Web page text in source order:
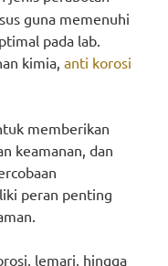
guna memenuhi
pada lab.
kimia, anti korosi
memberikan
keamanan, dan
peran penting
lemari, hingga